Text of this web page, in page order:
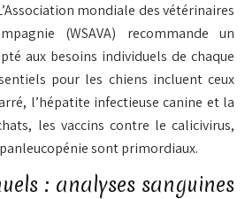
mondiale des vétérinaires
(WSAVA) recommande un
aux besoins individuels de chaque
pour les chiens incluent ceux
l’hépatite infectieuse canine et la
les vaccins contre le calicivirus,
sont primordiaux.
: analyses sanguines